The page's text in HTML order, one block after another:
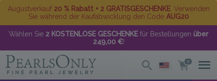
Augustverkauf 20 % Rabatt + 2 GRATISGESCHENKE. Verwenden
Sie während der Kaufabwicklung den Code AUG20
Wählen Sie 2 KOSTENLOSE GESCHENKE für Bestellungen über
249,00 €!
0